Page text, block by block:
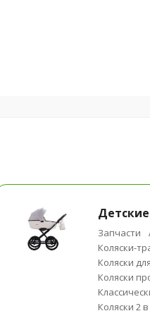
Запчасти
Коляски-
Коляски
Коляски
Коляски 2 в